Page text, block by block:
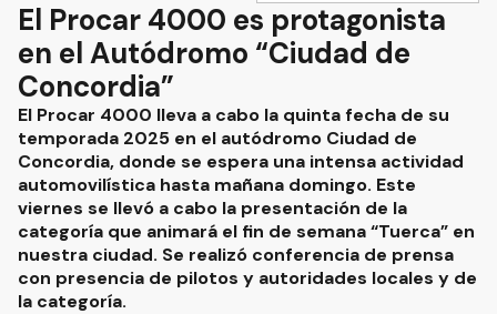
El Procar 4000 es protagonista
en el Autódromo “Ciudad de
Concordia”
El Procar 4000 lleva a cabo la quinta fecha de su
temporada 2025 en el autódromo Ciudad de
Concordia, donde se espera una intensa actividad
automovilística hasta mañana domingo. Este
viernes se llevó a cabo la presentación de la
categoría que animará el fin de semana “Tuerca” en
nuestra ciudad. Se realizó conferencia de prensa
con presencia de pilotos y autoridades locales y de
la categoría.